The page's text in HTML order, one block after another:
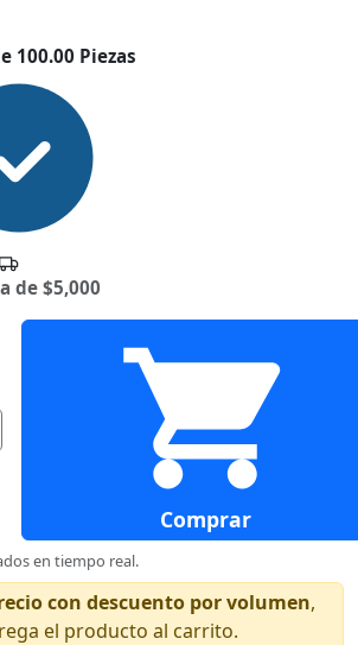
100.00 Piezas
de $5,000
Comprar
en tiempo real.
con descuento por volumen,
el producto al carrito.